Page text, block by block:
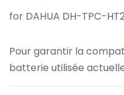
for DAHUA DH-TPC-
Pour garantir la
batterie utilisée